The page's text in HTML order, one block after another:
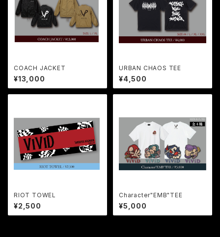
COACH JACKET
¥13,000
URBAN CHAOS TEE
¥4,500
RIOT TOWEL
¥2,500
Character"EMB"TEE
¥5,000